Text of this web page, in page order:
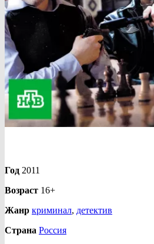
Год 2011
Возраст 16+
Жанр криминал, детектив
Страна Россия